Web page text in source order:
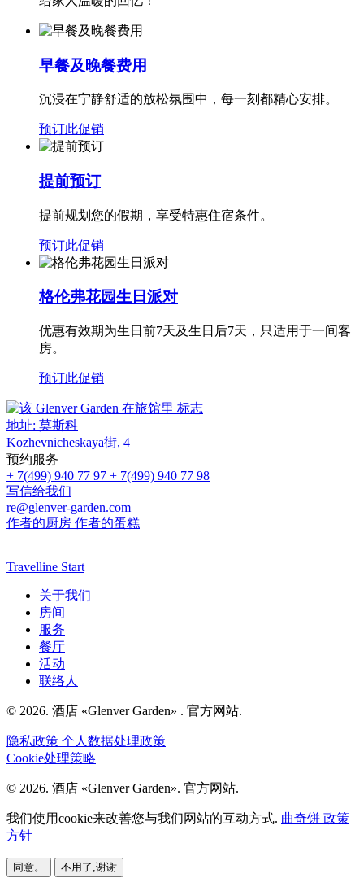
早餐及晚餐费用
沉浸在宁静舒适的放松氛围中，每一刻都精心安排。
预订此促销
提前预订
提前规划您的假期，享受特惠住宿条件。
预订此促销
格伦弗花园生日派对
优惠有效期为生日前7天及生日后7天，只适用于一间客
房。
预订此促销
地址: 莫斯科
Kozhevnicheskaya街, 4
预约服务
+ 7(499) 940 77 97 + 7(499) 940 77 98
写信给我们
re@glenver-garden.com
作者的厨房 作者的蛋糕
Travelline Start
关于我们
房间
服务
餐厅
活动
联络人
© 2026. 酒店 «Glenver Garden» . 官方网站.
隐私政策 个人数据处理政策
Cookie处理策略
© 2026. 酒店 «Glenver Garden». 官方网站.
我们使用cookie来改善您与我们网站的互动方式. 曲奇饼 政策
方针
同意。 不用了,谢谢